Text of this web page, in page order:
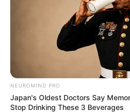
รายการวูดดี้เกิดมาคุยได้เชิญ
ตอนนี้ ซึ่งแต่ละคนได้ทำนาย
เกิดขึ้นใน 3 ปีข้างหน้าได้อย่างน่า
NEUROMIND PRO
Japan's Oldest Doctors Say
Stop Drinking These 3 Beverages